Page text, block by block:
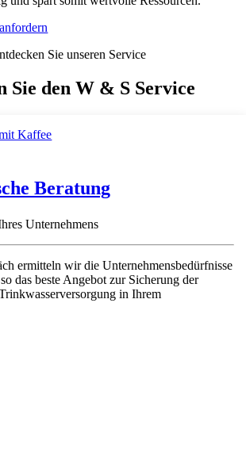
Sie unseren Service
Sie den W & S Service
Beratung
Unternehmens
ermitteln wir die Unternehmensbedürfnisse
das beste Angebot zur Sicherung der
in Ihrem